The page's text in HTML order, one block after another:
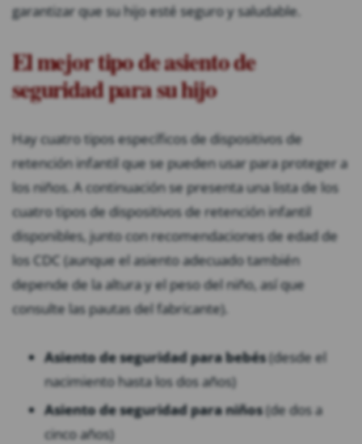
garantizar que su hijo esté seguro y saludable.
El mejor tipo de asiento de
seguridad para su hijo
Hay cuatro tipos específicos de dispositivos de
retención infantil que se pueden usar para proteger a
los niños. A continuación se presenta una lista de los
cuatro tipos de dispositivos de retención infantil
disponibles, junto con recomendaciones de edad de
los CDC (aunque el asiento adecuado también
depende de la altura y el peso del niño, así que
consulte las pautas del fabricante).
Asiento de seguridad para bebés(desde el
nacimiento hasta los dos años)
Asiento de seguridad para niños(de dos a
cinco años)